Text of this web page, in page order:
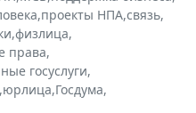
,проекты НПА,связь,
,физлица,
права,
госуслуги,
,юрлица,Госдума,